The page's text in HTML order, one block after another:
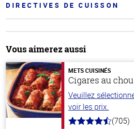
DIRECTIVES DE CUISSON
Vous aimerez aussi
METS CUISINÉS
Cigares au chou
Veuillez
voir les prix.
4.6
(705)